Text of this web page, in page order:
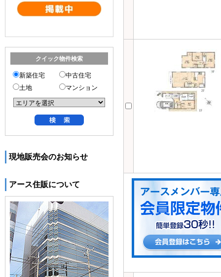
クイック物件検索
新築住宅
中古住宅
土地
マンション
現地販売会のお知らせ
アース住販について